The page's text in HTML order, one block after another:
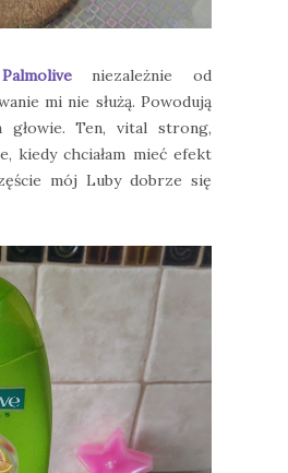
niezależnie od
mi nie służą. Powodują
Ten, vital strong,
kiedy chciałam mieć efekt
mój Luby dobrze się